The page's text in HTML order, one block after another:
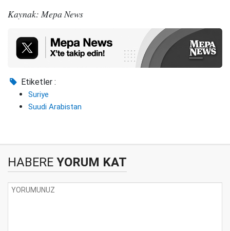
Kaynak: Mepa News
Etiketler :
Suriye
Suudi Arabistan
HABERE YORUM KAT